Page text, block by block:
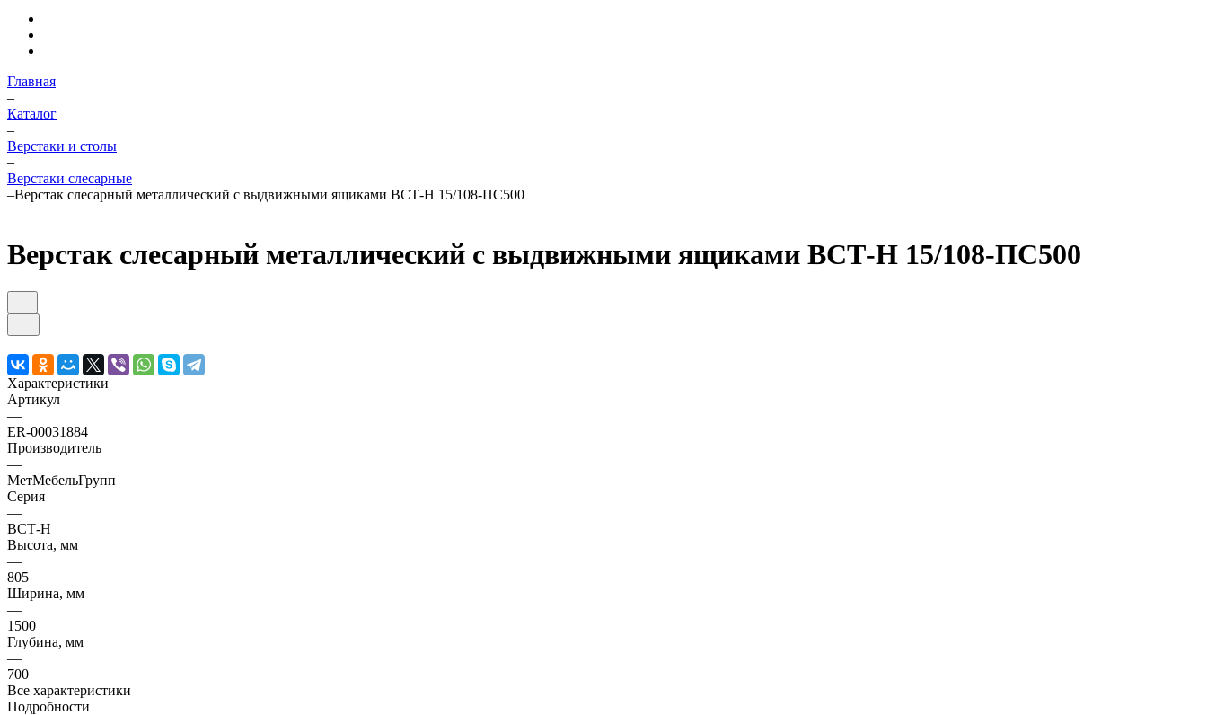
Главная
–
Каталог
–
Верстаки и столы
–
Верстаки слесарные
–Верстак слесарный металлический с выдвижными ящиками ВСТ-Н 15/108-ПС500
Верстак слесарный металлический с выдвижными ящиками ВСТ-Н 15/108-ПС500
Характеристики
Артикул
—
ER-00031884
Производитель
—
МетМебельГрупп
Серия
—
ВСТ-Н
Высота, мм
—
805
Ширина, мм
—
1500
Глубина, мм
—
700
Все характеристики
Подробности